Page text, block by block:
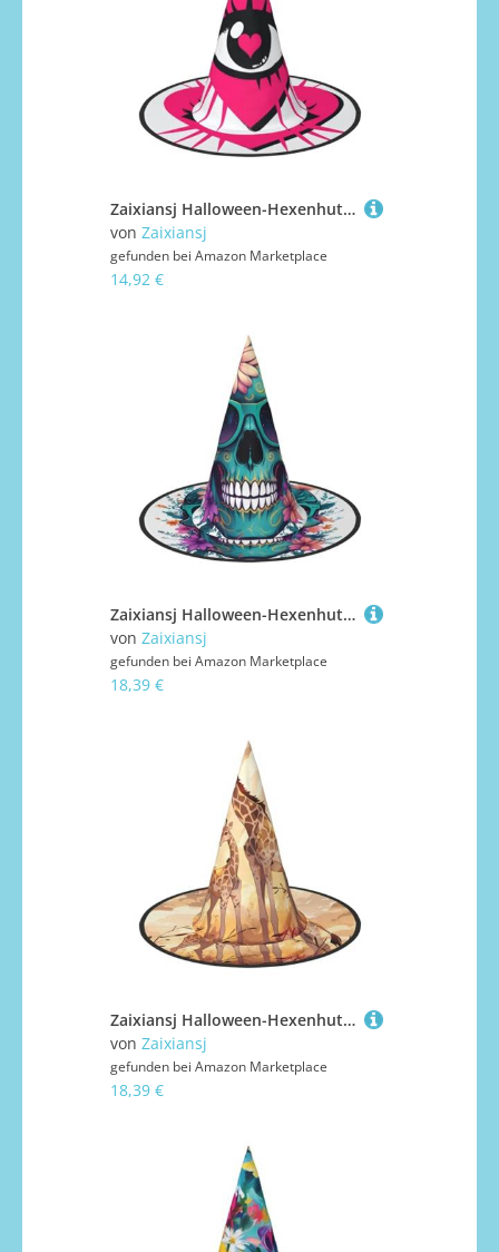
Zaixiansj Halloween-Hexenhut, rosa Herz mit Augenaufdruck, Kostüm, Kopfbedeckung, Erwachsene, gruseliger Hut, Festival-Kopfbedeckung
von Zaixiansj
gefunden bei Amazon Marketplace
14,92 €
Zaixiansj Halloween-Hexenhut, Totenkopf-Blumen-Akzente, Kopfbedeckung, Erwachsene, gruseliger Hut, Festival-Kopfbedeckung
von Zaixiansj
gefunden bei Amazon Marketplace
18,39 €
Zaixiansj Halloween-Hexenhut, Giraffe, Mutter- und Kind-Druck, Kostüm, Kopfbedeckung, Erwachsene, gruseliger Hut, Festival-Kopfbedeckung
von Zaixiansj
gefunden bei Amazon Marketplace
18,39 €